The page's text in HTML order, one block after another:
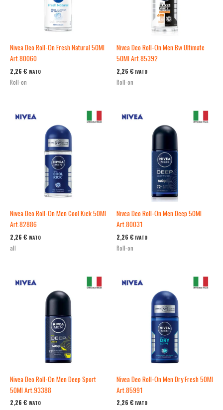
Nivea Deo Roll-On Fresh Natural 50Ml
Art.80060
2,26 € IVATO
Roll-on
Nivea Deo Roll-On Men Bw Ultimate
50Ml Art.85392
2,26 € IVATO
Roll-on
Nivea Deo Roll-On Men Cool Kick 50Ml
Art.82886
2,26 € IVATO
all
Nivea Deo Roll-On Men Deep 50Ml
Art.80031
2,26 € IVATO
Roll-on
Nivea Deo Roll-On Men Deep Sport
50Ml Art.93388
2,26 € IVATO
Nivea Deo Roll-On Men Dry Fresh 50Ml
Art.85991
2,26 € IVATO